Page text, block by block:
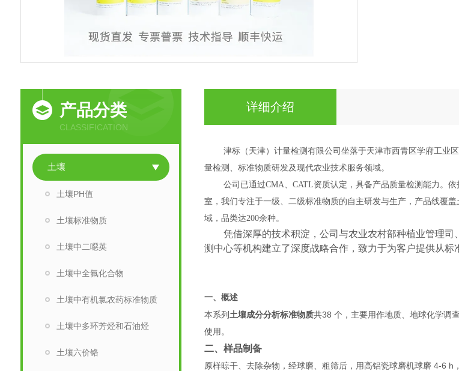
产品分类
CLASSIFICATION
土壤
土壤PH值
土壤标准物质
土壤中二噁英
土壤中全氟化合物
土壤中有机氯农药标准物质
土壤中多环芳烃和石油烃
土壤六价铬
详细介绍
津标（天津）计量检测有限公司坐落于天津市西青区学府工业
量检测、标准物质研发及现代农业技术服务领域。
公司已通过CMA、CATL资质认定，具备产品质量检测能力。
室，我们专注于一级、二级标准物质的自主研发与生产，产品线覆
域，品类达200余种。
凭借深厚的技术积淀，公司与农业农村部种植业管理
测中心等机构建立了深度战略合作，致力于为客户提供从标
一、概述
本系列土壤成分分析标准物质共38个，主要用作地质、地球化学调
使用。
二、样品制备
原样晾干、去除杂物，经球磨、粗筛后，用高铝瓷球磨机球磨4-6 h